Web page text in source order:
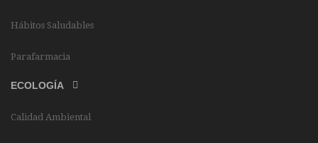
Hábitos Saludables
Parafarmacia
ECOLOGÍA
Calidad Ambiental